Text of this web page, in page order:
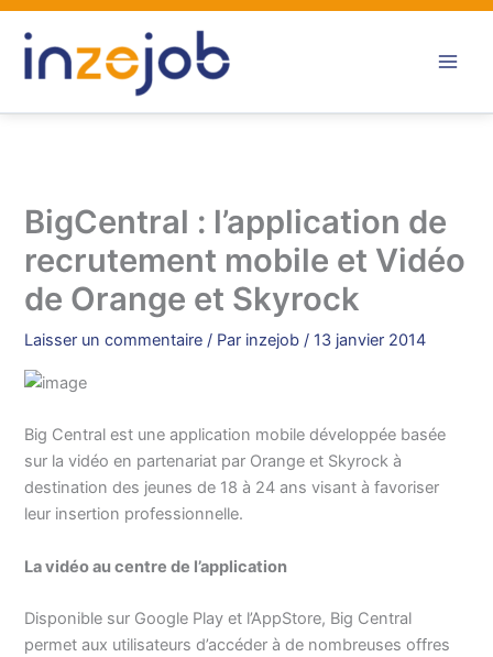
Aller
contenu
BigCentral : l’application de
recrutement mobile et Vidéo
de Orange et Skyrock
Laisser un commentaire / Par inzejob/ 13 janvier 2014
Big Central est une application mobile développée basée
sur la vidéo en partenariat par Orange et Skyrock à
destination des jeunes de 18 à 24 ans visant à favoriser
leur insertion professionnelle.
La vidéo au centre de l’application
Disponible sur Google Play et l’AppStore, Big Central
permet aux utilisateurs d’accéder à de nombreuses offres